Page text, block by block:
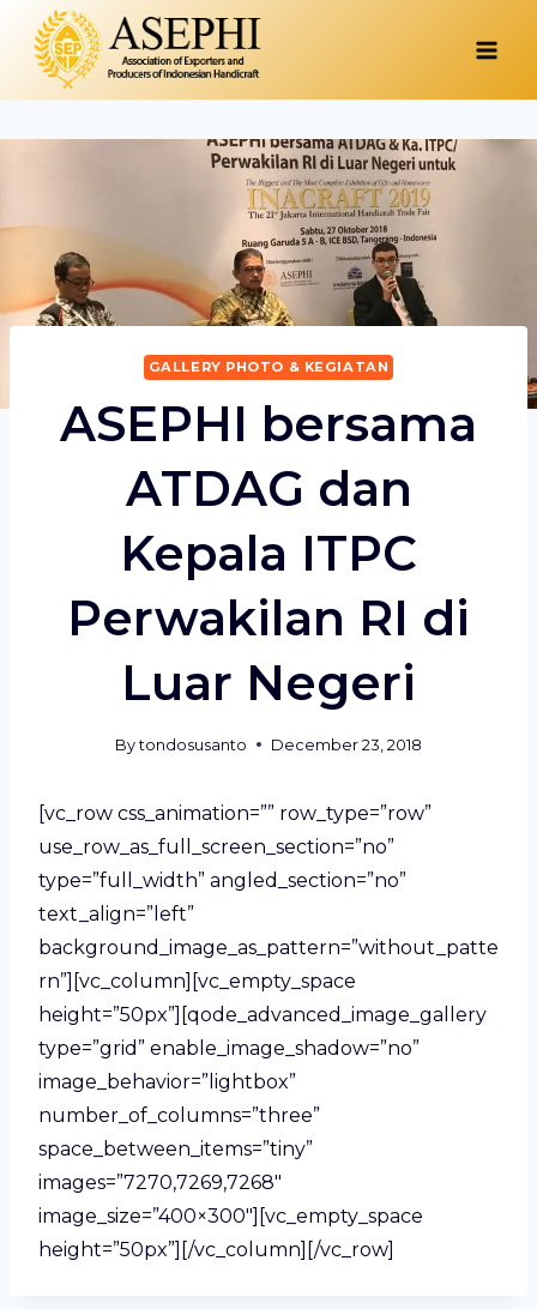
content
GALLERY PHOTO & KEGIATAN
ASEPHI bersama
ATDAG dan
Kepala ITPC
Perwakilan RI di
Luar Negeri
By tondosusanto December 23, 2018
[vc_row css_animation=”” row_type=”row”
use_row_as_full_screen_section=”no”
type=”full_width” angled_section=”no”
text_align=”left”
background_image_as_pattern=”without_patte
rn”][vc_column][vc_empty_space
height=”50px”][qode_advanced_image_gallery
type=”grid” enable_image_shadow=”no”
image_behavior=”lightbox”
number_of_columns=”three”
space_between_items=”tiny”
images=”7270,7269,7268″
image_size=”400×300″][vc_empty_space
height=”50px”][/vc_column][/vc_row]